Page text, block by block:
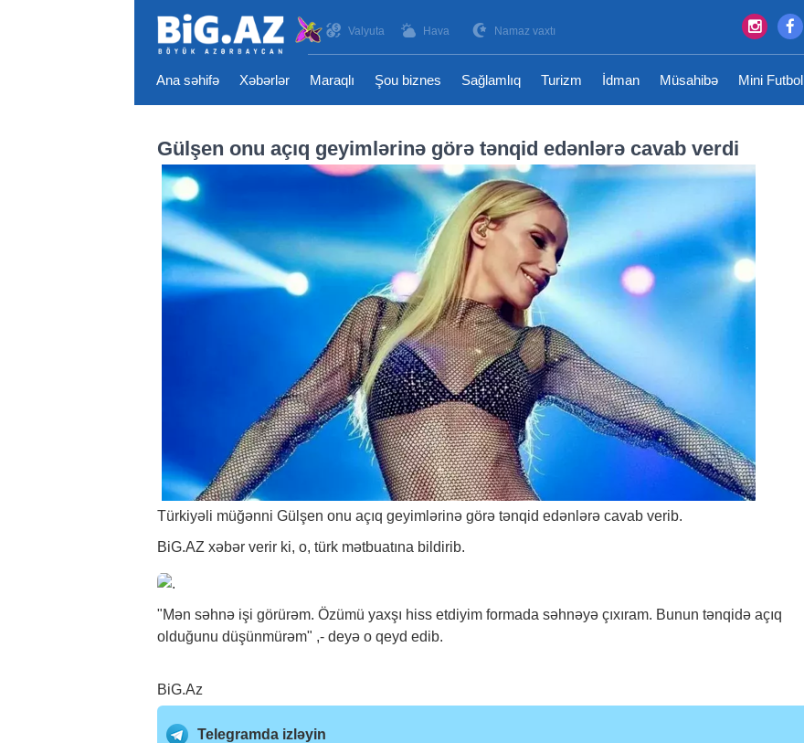
Valyuta Hava Namaz vaxtı
Ana səhifə Xəbərlər Maraqlı Şou biznes Sağlamlıq Turizm İdman Müsahibə Mini Futbol
Gülşen onu açıq geyimlərinə görə tənqid edənlərə cavab verdi
Türkiyəli müğənni Gülşen onu açıq geyimlərinə görə tənqid edənlərə cavab verib.
BiG.AZ xəbər verir ki, o, türk mətbuatına bildirib.
"Mən səhnə işi görürəm. Özümü yaxşı hiss etdiyim formada səhnəyə çıxıram. Bunun tənqidə açıq
olduğunu düşünmürəm" ,- deyə o qeyd edib.
BiG.Az
Telegramda izləyin